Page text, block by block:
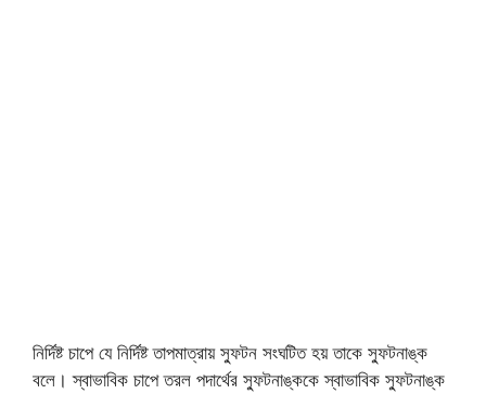
নির্দিষ্ট চাপে যে নির্দিষ্ট তাপমাত্রায় স্ফুটন সংঘটিত হয় তাকে স্ফুটনাঙ্ক
বলে। স্বাভাবিক চাপে তরল পদার্থের স্ফুটনাঙ্ককে স্বাভাবিক স্ফুটনাঙ্ক